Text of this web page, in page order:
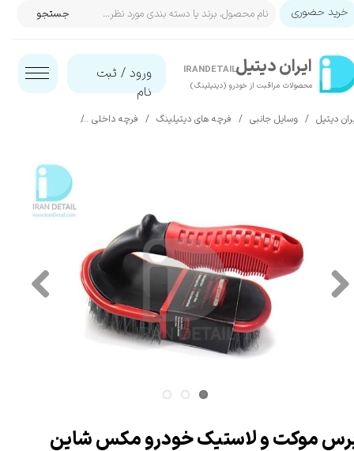
ایران‌ دیتیل
محصولات مراقبت از خودرو (دیتیلینگ)​​​​​​​
IRANDETAIL ورود / ثبت
نام
حساب کاربری من
تغییر گذر واژه
جستجو خرید حضوری
دیتیل وسایل جانبی فرچه های دیتیلینگ فرچه داخلی
موکت و لاستیک خودرو مکس شاین